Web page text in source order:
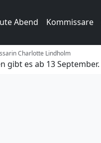
Abend Kommissare
Charlotte Lindholm
gibt es ab 13 September.